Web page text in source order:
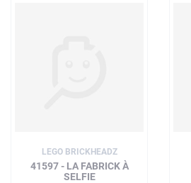
LEGO BRICKHEADZ
41597 - LA FABRICK À
SELFIE